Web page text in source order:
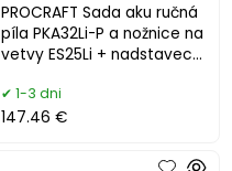
PROCRAFT Sada aku ručná
píla PKA32Li-P a nožnice na
vetvy ES25Li + nadstavec
1-3 dni
147.46 €